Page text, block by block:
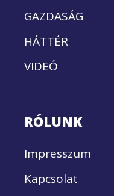
GAZDASÁG
HÁTTÉR
VIDEÓ
RÓLUNK
Impresszum
Kapcsolat